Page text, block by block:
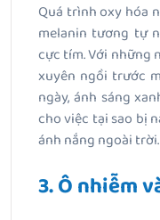
Quá trình oxy hóa
melanin tương tự
cực tím. Với những
xuyên ngồi trước
ngày, ánh sáng
cho việc tại sao bị
ánh nắng ngoài trời.
3. Ô nhiễm